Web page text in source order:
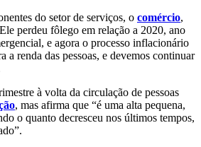
do setor de serviços, o comércio,
perdeu fôlego em relação a 2020, ano
e agora o processo inflacionário
a renda das pessoas, e devemos continuar
à volta da circulação de pessoas
, mas afirma que “é uma alta pequena,
o quanto decresceu nos últimos tempos,